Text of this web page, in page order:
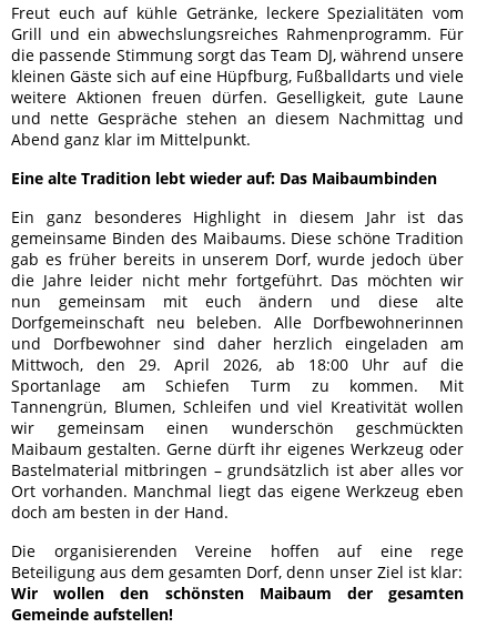
Freut euch auf kühle Getränke, leckere Spezialitäten vom
Grill und ein abwechslungsreiches Rahmenprogramm. Für
die passende Stimmung sorgt das Team DJ, während unsere
kleinen Gäste sich auf eine Hüpfburg, Fußballdarts und viele
weitere Aktionen freuen dürfen. Geselligkeit, gute Laune
und nette Gespräche stehen an diesem Nachmittag und
Abend ganz klar im Mittelpunkt.
Eine alte Tradition lebt wieder auf: Das Maibaum­binden
Ein ganz besonderes Highlight in diesem Jahr ist das
gemeinsame Binden des Maibaums. Diese schöne Tradition
gab es früher bereits in unserem Dorf, wurde jedoch über
die Jahre leider nicht mehr fortgeführt. Das möchten wir
nun gemeinsam mit euch ändern und diese alte
Dorfgemeinschaft neu beleben. Alle Dorfbewohnerinnen
und Dorfbewohner sind daher herzlich eingeladen am
Mittwoch, den 29. April 2026, ab 18:00 Uhr auf die
Sportanlage am Schiefen Turm zu kommen. Mit
Tannengrün, Blumen, Schleifen und viel Kreativität wollen
wir gemeinsam einen wunderschön geschmückten
Maibaum gestalten. Gerne dürft ihr eigenes Werkzeug oder
Bastelmaterial mitbringen – grundsätzlich ist aber alles vor
Ort vorhanden. Manchmal liegt das eigene Werkzeug eben
doch am besten in der Hand.
Die organisierenden Vereine hoffen auf eine rege
Beteiligung aus dem gesamten Dorf, denn unser Ziel ist klar:
Wir wollen den schönsten Maibaum der gesamten
Gemeinde aufstellen!